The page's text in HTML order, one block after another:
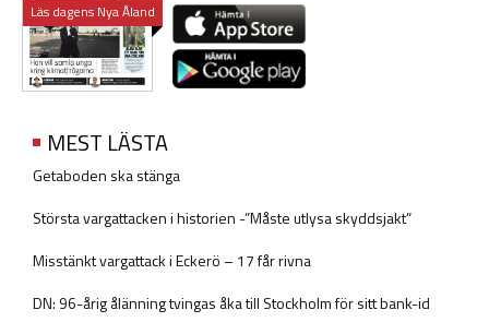
Läs dagens Nya Åland
MEST LÄSTA
Getaboden ska stänga
Största vargattacken i historien -”Måste utlysa skyddsjakt”
Misstänkt vargattack i Eckerö – 17 får rivna
DN: 96-årig ålänning tvingas åka till Stockholm för sitt bank-id